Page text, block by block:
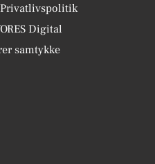
Digital
samtykke